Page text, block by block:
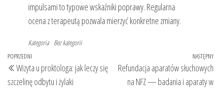
impulsami to typowe wskaźniki poprawy. Regularna
ocena z terapeutą pozwala mierzyć konkretne zmiany.
Kategoria Bez kategorii
Nawigacja
wpisu
Poprzedni
wpis
POPRZEDNI
Wizyta u proktologa: jak leczy się
szczelinę odbytu i żylaki
NASTĘPNY
Refundacja aparatów słuchowych
na NFZ — badania i aparaty w